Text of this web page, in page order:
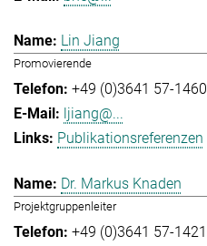
Lin Jiang
Promovierende
+49 (0)3641 57-1460
ljiang@...
Publikationsreferenzen
Dr. Markus Knaden
Projektgruppenleiter
+49 (0)3641 57-1421